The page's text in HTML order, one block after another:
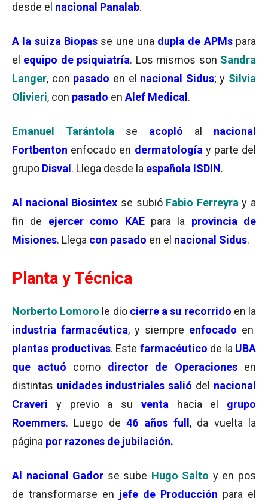
desde el nacional Panalab.
A la suiza Biopasse une una dupla de APMspara
el equipo de psiquiatría. Los mismos son Sandra
Langer, con pasado en el nacional Sidus; y Silvia
Olivieri, con pasado en Alef Medical .
Emanuel Tarántola se acopló al nacional
Fortbenton enfocado en dermatología y parte del
grupo Disval . Llega desde la española ISDIN.
Al nacional Biosintex se subió Fabio Ferreyra y a
fin de ejercer como KAEpara la provincia de
Misiones. Llega con pasado en el nacional Sidus.
Planta y Técnica
Norberto Lomoro le diocierre a su recorrido en la
industria farmacéutica, y siempre enfocado en
plantas productivas. Este farmacéutico de la UBA
que actuó como director de Operacionesen
distintas unidades industriales salió del nacional
Craveri y previo a su venta hacia el grupo
Roemmers. Luego de 46 años full , da vuelta la
página por razones de jubilación.
Al nacional Gador se sube Hugo Salto y en pos
de transformarse en jefe de Producción para el